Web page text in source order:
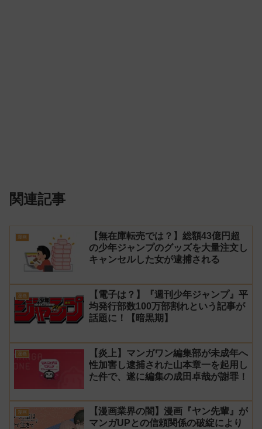
関連記事
漫画
【無在庫転売では？】総額43億円超
の少年ジャンプのグッズを大量注文し
キャンセルした女が逮捕される
漫画
【電子は？】『週刊少年ジャンプ』平
均発行部数100万部割れという記事が
話題に！【暗黒期】
漫画
【炎上】マンガワン編集部が未成年へ
性加害し逮捕された山本章一を起用し
た件で、遂に編集の成田卓哉が謝罪！
漫画
【漫画業界の闇】漫画『ヤン先輩』が
マンガUPとの信頼関係の破綻により